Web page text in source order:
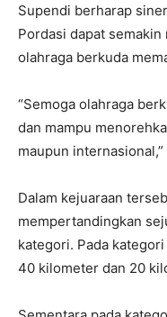
Supendi berharap
Pordasi dapat
olahraga berkuda
“Semoga olahraga
dan mampu
maupun
Dalam kejuaraan
mempertandingkan
kategori. Pada
40 kilometer dan 20